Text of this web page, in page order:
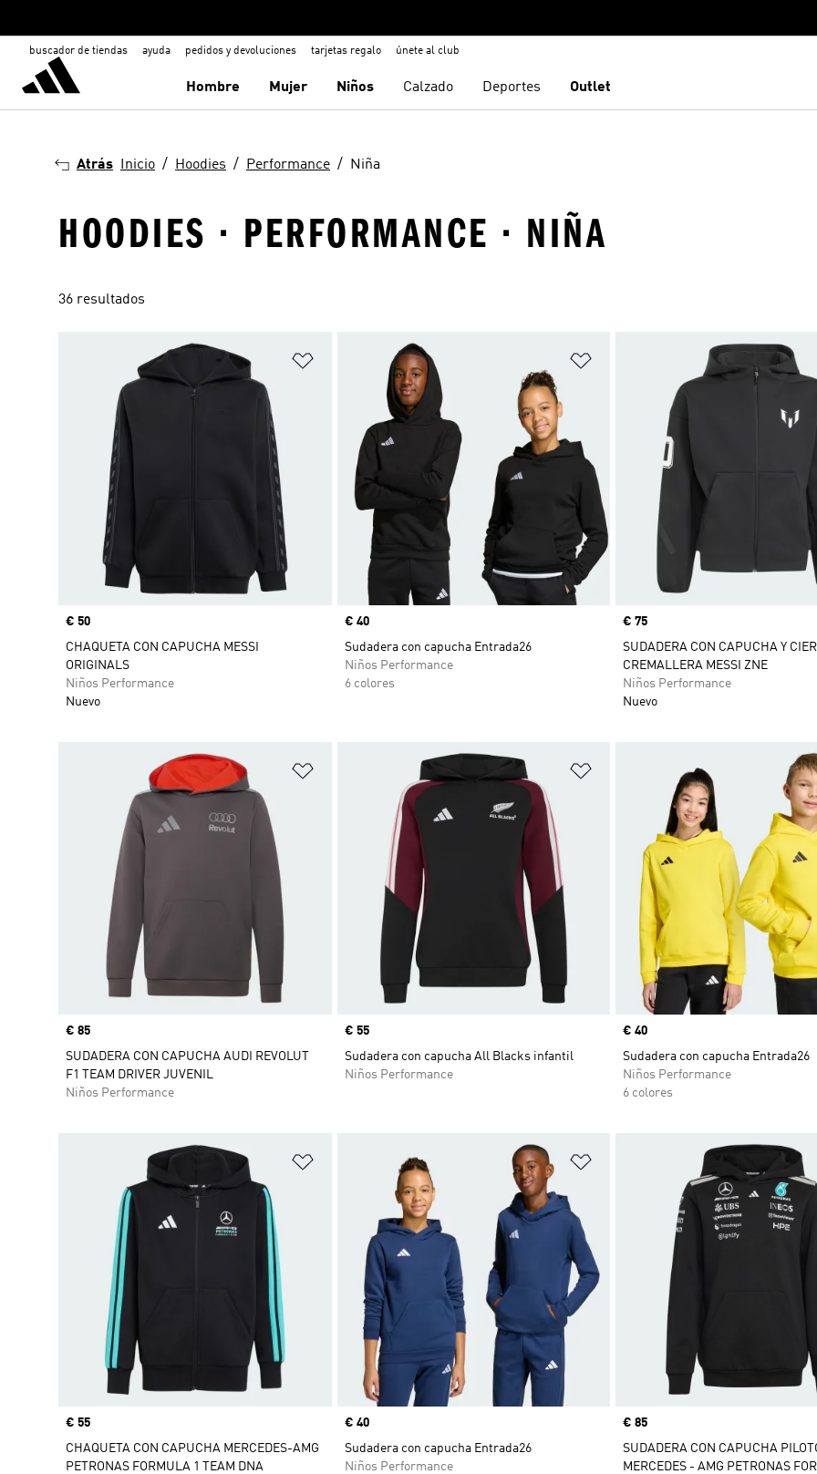
buscador de tiendas ayuda pedidos y devoluciones tarjetas regalo únete al club
Hombre Mujer Niños Calzado Deportes Outlet
Atrás Inicio Hoodies Performance Niña
HOODIES · PERFORMANCE · NIÑA
36 resultados
Añadir a la lista de deseos
Precio
€ 50
CHAQUETA CON CAPUCHA MESSI
ORIGINALS
Niños Performance
Nuevo
Añadir a la lista de deseos
Precio
€ 40
Sudadera con capucha Entrada26
Niños Performance
6 colores
Precio
€ 75
SUDADERA CON CAPUCHA Y
CREMALLERA MESSI ZNE
Niños Performance
Nuevo
Añadir a la lista de deseos
Precio
€ 85
SUDADERA CON CAPUCHA AUDI REVOLUT
F1 TEAM DRIVER JUVENIL
Niños Performance
Añadir a la lista de deseos
Precio
€ 55
Sudadera con capucha All Blacks infantil
Niños Performance
Precio
€ 40
Sudadera con capucha Entrada26
Niños Performance
6 colores
Añadir a la lista de deseos
Precio
€ 55
CHAQUETA CON CAPUCHA MERCEDES-AMG
PETRONAS FORMULA 1 TEAM DNA
Añadir a la lista de deseos
Precio
€ 40
Sudadera con capucha Entrada26
Niños Performance
Precio
€ 85
SUDADERA CON CAPUCHA
MERCEDES - AMG PETRONAS